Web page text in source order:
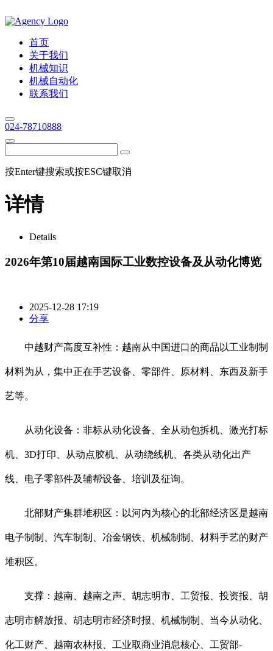
首页
关于我们
机械知识
机械自动化
联系我们
024-78710888
按Enter键搜索或按ESC键取消
详情
Details
2026年第10届越南国际工业数控设备及从动化博览
2025-12-28 17:19
分享
中越财产高度互补性：越南从中国进口的商品以工业制制
材料为从，集中正在手艺设备、零部件、原材料、东西及新手
艺等。
从动化设备：非标从动化设备、全从动包拆机、激光打标
机、3D打印、从动点胶机、从动绕线机、各类从动化出产
线、电子零部件及辅帮设备、培训及征询。
北部财产集群堆积区：以河内为核心的北部经济区是越南
电子制制、汽车制制、冶金钢铁、机械制制、材料手艺的财产
堆积区。
支撑：越南、越南之声、胡志明市、工贸报、投资报、胡
志明市解放报、胡志明市经济时报、机械制制、当今从动化、
化工财产、越南农林报、工业取商业消息核心、工贸部-